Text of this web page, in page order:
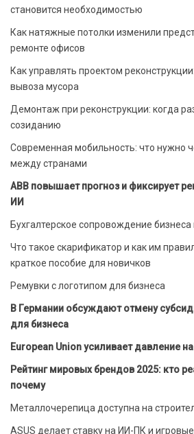
становится необходимостью
Как натяжные потолки изменили
ремонте офисов
Как управлять проектом
вывоза мусора
Демонтаж при реконструкции: когда
созиданию
Современная мобильность: что нужно
между странами
ABB повышает прогноз и фиксирует
ИИ
Бухгалтерское сопровождение
Что такое скарификатор и как им
краткое пособие для новичков
Ремувки с логотипом для бизнеса
В Германии обсуждают отмену
для бизнеса
European Union усиливает давление
Рейтинг мировых брендов 2025: кто
почему
Металлочерепица доступна на
ASUS делает ставку на ИИ-ПК и